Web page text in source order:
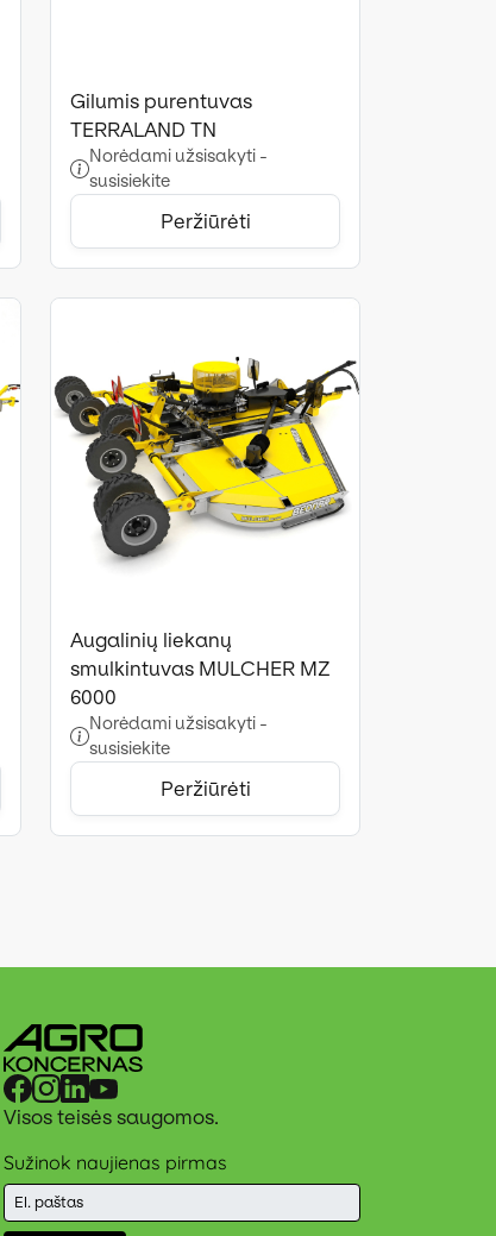
Gilumis purentuvas
TERRALAND TN
Norėdami užsisakyti -
susisiekite
Peržiūrėti
Augalinių liekanų
smulkintuvas MULCHER MZ
6000
Norėdami užsisakyti -
susisiekite
Peržiūrėti
Visos teisės saugomos.
Sužinok naujienas pirmas